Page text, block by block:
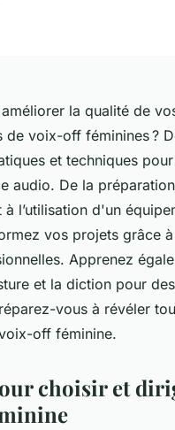
la qualité de
de voix-off féminines ?
et techniques
audio. De la
à l’utilisation d'un
vos projets grâce
Apprenez
et la diction pour
vous à révéler
off féminine.
choisir et